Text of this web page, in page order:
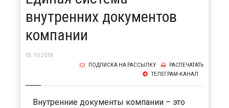
внутренних документов
компании
05.10.2018
РАСПЕЧАТАТЬ
ПОДПИСКА НА РАССЫЛКУ
ТЕЛЕГРАМ-КАНАЛ
Внутренние документы компании – это